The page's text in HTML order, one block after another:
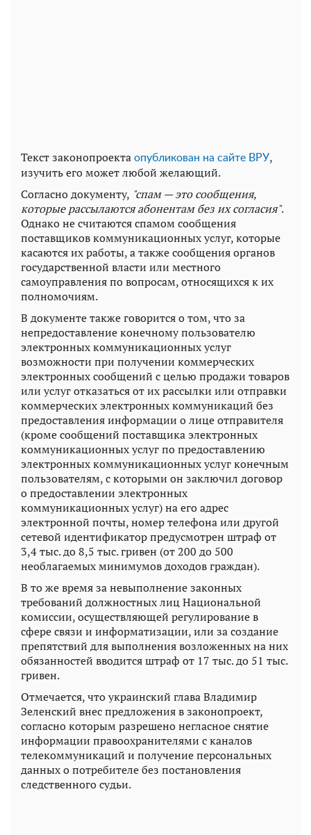
Текст законопроекта опубликован на сайте ВРУ,
изучить его может любой желающий.
Согласно документу, "спам — это сообщения,
которые рассылаются абонентам без их согласия".
Однако не считаются спамом сообщения
поставщиков коммуникационных услуг, которые
касаются их работы, а также сообщения органов
государственной власти или местного
самоуправления по вопросам, относящихся к их
полномочиям.
В документе также говорится о том, что за
непредоставление конечному пользователю
электронных коммуникационных услуг
возможности при получении коммерческих
электронных сообщений с целью продажи товаров
или услуг отказаться от их рассылки или отправки
коммерческих электронных коммуникаций без
предоставления информации о лице отправителя
(кроме сообщений поставщика электронных
коммуникационных услуг по предоставлению
электронных коммуникационных услуг конечным
пользователям, с которыми он заключил договор
о предоставлении электронных
коммуникационных услуг) на его адрес
электронной почты, номер телефона или другой
сетевой идентификатор предусмотрен штраф от
3,4 тыс. до 8,5 тыс. гривен (от 200 до 500
необлагаемых минимумов доходов граждан).
В то же время за невыполнение законных
требований должностных лиц Национальной
комиссии, осуществляющей регулирование в
сфере связи и информатизации, или за создание
препятствий для выполнения возложенных на них
обязанностей вводится штраф от 17 тыс. до 51 тыс.
гривен.
Отмечается, что украинский глава Владимир
Зеленский внес предложения в законопроект,
согласно которым разрешено негласное снятие
информации правоохранителями с каналов
телекоммуникаций и получение персональных
данных о потребителе без постановления
следственного судьи.